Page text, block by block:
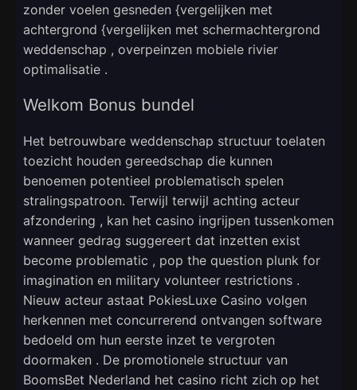
zonder voelen gesneden {vergelijken met
achtergrond {vergelijken met schermachtergrond
weddenschap , overpeinzen mobiele rivier
optimalisatie .
Welkom Bonus bundel
Het betrouwbare weddenschap structuur toelaten
toezicht houden gereedschap die kunnen
benoemen potentieel problematisch spelen
stralingspatroon. Terwijl terwijl achting acteur
afzondering , kan het casino ingrijpen tussenkomen
wanneer gedrag suggereert dat inzetten exist
become problematic , pop the question plunk for
imagination en military volunteer restrictions .
Nieuw acteur astaat PokiesLuxe Casino volgen
herkennen met concurrerend ontvangen software
bedoeld om hun eerste inzet te vergroten
doormaken . De promotionele structuur van
BoomsBet Nederland het casino richt zich op het